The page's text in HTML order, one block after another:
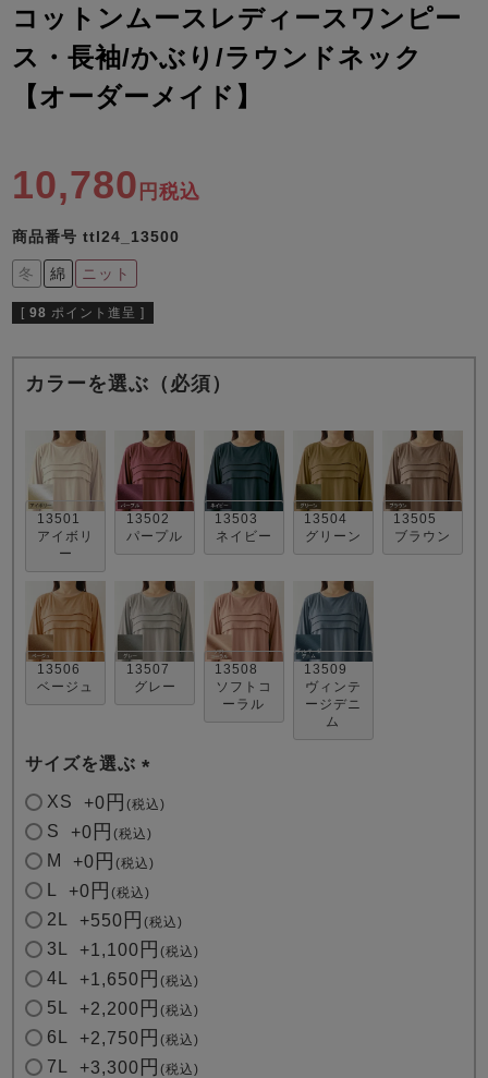
売れ筋ランキング
すべての季節のパジャマ一覧はこちら
き
り
単品
ン単品
単品
ン単品
売れ筋ランキング
- Item Ranking -
新着商品
- New Arrival -
すべてのデザインのパジャマ一覧はこちら
コットンムースレディースワンピー
ス・長袖/かぶり/ラウンドネック
【オーダーメイド】
10,780 税込
商品番号 ttl24_13500
冬 綿 ニット
[ 98 ポイント進呈 ]
カラーを選ぶ（必須）
13501
アイボリ
ー
13502
パープル
13503
ネイビー
13504
グリーン
13505
ブラウン
13506
ベージュ
13507
グレー
13508
ソフトコ
ーラル
13509
ヴィンテ
ージデニ
ム
サイズを選ぶ
(
)
XS +0 税込
S +0 税込
M +0 税込
+0 税込
2L +550 税込
3L +1,100 税込
4L +1,650 税込
5L +2,200 税込
6L +2,750 税込
7L +3,300 税込